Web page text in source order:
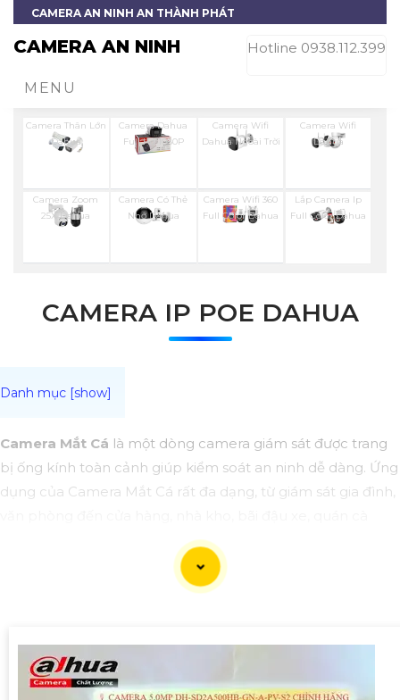
CAMERA AN NINH AN THÀNH PHÁT
CAMERA AN NINH Hotline 0938.112.399
MENU
Camera Thân Lớn
Dahua
Camera Dahua
Full Hd 1080P
Camera Wifi
Dahua Ngoài Trời
Camera Wifi
Dahua
Camera Zoom
25X Dahua
Camera Có Thẻ
Nhớ Dahua
Camera Wifi 360
Full Color Dahua
Lắp Camera Ip
Full Color Dahua
CAMERA IP POE DAHUA
Camera Mắt Cá là một dòng camera giám sát được trang
bị ống kính toàn cảnh giúp kiểm soát an ninh dễ dàng. Ứng
dụng của Camera Mắt Cá rất đa dạng, từ giám sát gia đình,
phê, v.v. Camera sẽ giúp bạn giám sát và bảo vệ tài sản một